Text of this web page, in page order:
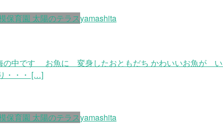
保育園 太陽のテラスyamashita
中です お魚に 変身したおともだち かわいいお魚が
・・・ […]
保育園 太陽のテラスyamashita